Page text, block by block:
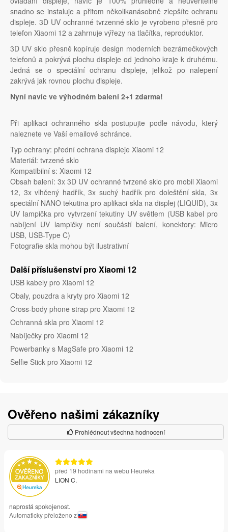
snadno se instaluje a přitom několikanásobně zlepšíte ochranu
displeje. 3D UV ochranné tvrzenné sklo je vyrobeno přesně pro
telefon Xiaomi 12 a zahrnuje výřezy na tlačítka, reproduktor.
3D UV sklo přesně kopíruje design moderních bezrámečkových
telefonů a pokrývá plochu displeje od jednoho kraje k druhému.
Jedná se o speciální ochranu displeje, jelikož po nalepení
zakrývá jak rovnou plochu displeje.
Nyní navíc ve výhodném balení 2+1 zdarma!
Při aplikaci ochranného skla postupujte podle návodu, který
naleznete ve Vaší emailové schránce.
Typ ochrany: přední ochrana displeje Xiaomi 12
Materiál: tvrzené sklo
Kompatibilní s: Xiaomi 12
Obsah balení: 3x 3D UV ochranné tvrzené sklo pro mobil Xiaomi
12, 3x vlhčený hadřík, 3x suchý hadřík pro doleštění skla, 3x
speciální NANO tekutina pro aplikaci skla na displej (LIQUID), 3x
UV lampička pro vytvrzení tekutiny UV světlem (USB kabel pro
nabíjení UV lampičky není součástí balení, konektory: Micro
USB, USB-Type C)
Fotografie skla mohou být ilustrativní
Další příslušenství pro Xiaomi 12
USB kabely pro Xiaomi 12
Obaly, pouzdra a kryty pro Xiaomi 12
Cross-body phone strap pro Xiaomi 12
Ochranná skla pro Xiaomi 12
Nabíječky pro Xiaomi 12
Powerbanky s MagSafe pro Xiaomi 12
Selfie Stick pro Xiaomi 12
Ověřeno našimi zákazníky
Prohlédnout všechna hodnocení
před 19 hodinami na webu Heureka
LION C.
naprostá spokojenost.
Automaticky přeloženo z